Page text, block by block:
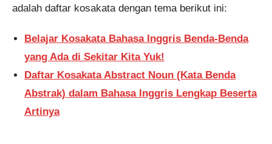
adalah daftar kosakata dengan tema berikut ini:
Belajar Kosakata Bahasa Inggris Benda-Benda
yang Ada di Sekitar Kita Yuk!
Daftar Kosakata Abstract Noun (Kata Benda
Abstrak) dalam Bahasa Inggris Lengkap Beserta
Artinya